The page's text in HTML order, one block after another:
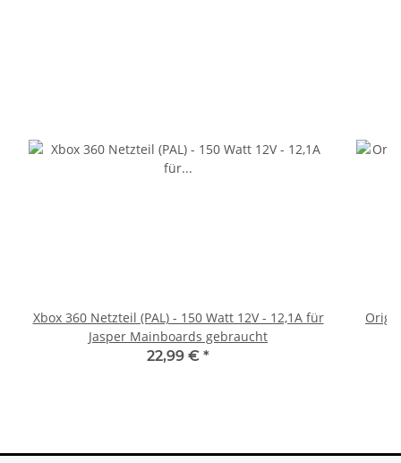
Xbox 360 Netzteil (PAL) - 150 Watt 12V - 12,1A für
Jasper Mainboards gebraucht
22,99 € *